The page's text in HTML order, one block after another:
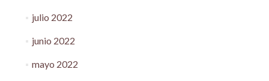
julio 2022
junio 2022
mayo 2022